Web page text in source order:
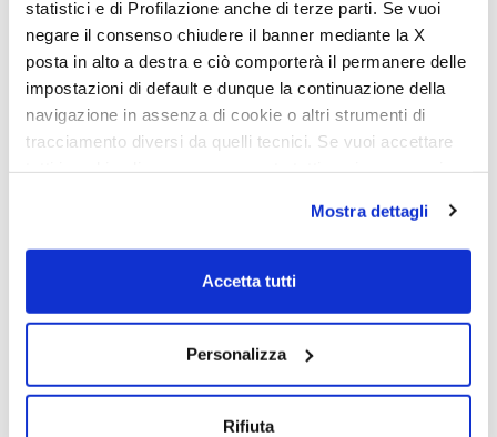
statistici e di Profilazione anche di terze parti. Se vuoi
negare il consenso chiudere il banner mediante la X
posta in alto a destra e ciò comporterà il permanere delle
impostazioni di default e dunque la continuazione della
navigazione in assenza di cookie o altri strumenti di
tracciamento diversi da quelli tecnici. Se vuoi accettare
su acconsento selezionati. Se vuoi saperne di più clicca
qui. Cliccando sul tasto "Acconsento" permetti l'utilizzo
Mostra dettagli
Accetta tutti
Personalizza
Rifiuta
Nouveaux sièges confort sur
Sur les modèles face à face, les sièges de la dînette se
transforment facilement en sièges confort pendant le voyage.
Grâce à un système pratique et intuitif, le coussin se transforme
d’accoudoir en support pour la tête, offrant plus de confort et
d’ergonomie lors des déplacements. Le passage du mode repos
au mode voyage (et vice versa) se fait rapidement, grâce au
nouveau support rotatif pratique.